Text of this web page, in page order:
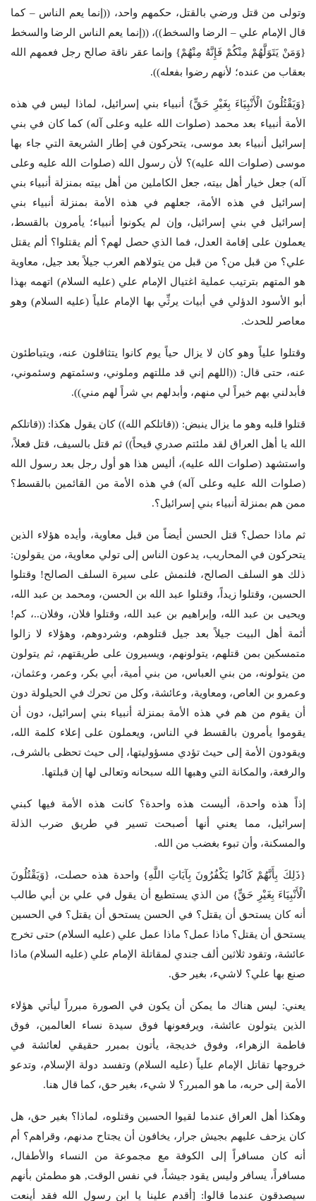
وتولى من قتل ورضي بالقتل، حكمهم واحد، ((إنما يعم الناس – كما
قال الإمام علي – الرضا والسخط))، ((إنما يعم الناس الرضا والسخط
{وَمَنْ يَتَوَلَّهُمْ مِنْكُمْ فَإِنَّهُ مِنْهُمْ} وإنما عقر ناقة صالح رجل فعمهم الله
بعقاب من عنده؛ لأنهم رضوا بفعله)).
{وَيَقْتُلُونَ الْأَنْبِيَاءَ بِغَيْرِ حَقٍّ} أنبياء بني إسرائيل، لماذا ليس في هذه
الأمة أنبياء بعد محمد (صلوات الله عليه وعلى آله) كما كان في بني
إسرائيل أنبياء بعد موسى، يتحركون في إطار الشريعة التي جاء بها
موسى (صلوات الله عليه)؟ لأن رسول الله (صلوات الله عليه وعلى
آله) جعل خيار أهل بيته، جعل الكاملين من أهل بيته بمنزلة أنبياء بني
إسرائيل في هذه الأمة، جعلهم في هذه الأمة بمنزلة أنبياء بني
إسرائيل في بني إسرائيل، وإن لم يكونوا أنبياء؛ يأمرون بالقسط،
يعملون على إقامة العدل، فما الذي حصل لهم؟ ألم يقتلوا؟ ألم يقتل
علي؟ من قبل من؟ من قبل من يتولاهم العرب جيلاً بعد جيل، معاوية
هو المتهم بترتيب عملية اغتيال الإمام علي (عليه السلام) اتهمه بهذا
أبو الأسود الدؤلي في أبيات يرثِّي بها الإمام علياً (عليه السلام) وهو
معاصر للحدث.
وقتلوا علياً وهو كان لا يزال حياً يوم كانوا يتثاقلون عنه، ويتباطئون
عنه، حتى قال: ((اللهم إني قد مللتهم وملوني، وسئمتهم وسئموني،
فأبدلني بهم خيراً لي منهم، وأبدلهم بي شراً لهم مني)).
قتلوا قلبه وهو ما يزال ينبض: ((قاتلكم الله)) كان يقول هكذا: ((قاتلكم
الله يا أهل العراق لقد ملئتم صدري قيحاً)) ثم قتل بالسيف، قتل فعلاً،
واستشهد (صلوات الله عليه)، أليس هذا هو أول رجل بعد رسول الله
(صلوات الله عليه وعلى آله) في هذه الأمة من القائمين بالقسط؟
ممن هم بمنزلة أنبياء بني إسرائيل؟.
ثم ماذا حصل؟ قتل الحسن أيضاً من قبل معاوية، وأيده هؤلاء الذين
يتحركون في المحاريب، يدعون الناس إلى تولي معاوية، من يقولون:
ذلك هو السلف الصالح، فلنمش على سيرة السلف الصالح! وقتلوا
الحسين، وقتلوا زيداً، وقتلوا عبد الله بن الحسن، ومحمد بن عبد الله،
ويحيى بن عبد الله، وإبراهيم بن عبد الله، وقتلوا فلان، وفلان..، كم!
أئمة أهل البيت جيلاً بعد جيل قتلوهم، وشردوهم، وهؤلاء لا زالوا
متمسكين بمن قتلهم، يتولونهم، ويسيرون على طريقتهم، ثم يتولون
من يتولونه، من بني العباس، من بني أمية، أبي بكر، وعمر، وعثمان،
وعمرو بن العاص، ومعاوية، وعائشة، وكل من تحرك في الحيلولة دون
أن يقوم من هم في هذه الأمة بمنزلة أنبياء بني إسرائيل، دون أن
يقوموا يأمرون بالقسط في الناس، ويعملون على إعلاء كلمة الله،
ويقودون الأمة إلى حيث تؤدي مسؤوليتها، إلى حيث تحظى بالشرف،
والرفعة، والمكانة التي وهبها الله سبحانه وتعالى لها إن قبلتها.
إذاً هذه واحدة، أليست هذه واحدة؟ كانت هذه الأمة فيها كبني
إسرائيل، مما يعني أنها أصبحت تسير في طريق ضرب الذلة
والمسكنة، وأن تبوء بغضب من الله.
{ذَلِكَ بِأَنَّهُمْ كَانُوا يَكْفُرُونَ بِآيَاتِ اللَّهِ} واحدة هذه حصلت، {وَيَقْتُلُونَ
الْأَنْبِيَاءَ بِغَيْرِ حَقٍّ} من الذي يستطيع أن يقول في علي بن أبي طالب
أنه كان يستحق أن يقتل؟ في الحسن يستحق أن يقتل؟ في الحسين
يستحق أن يقتل؟ ماذا عمل؟ ماذا عمل علي (عليه السلام) حتى تخرج
عائشة، وتقود ثلاثين ألف جندي لمقاتلة الإمام علي (عليه السلام) ماذا
صنع بها علي؟ لاشيء، بغير حق.
يعني: ليس هناك ما يمكن أن يكون في الصورة مبرراً ليأتي هؤلاء
الذين يتولون عائشة، ويرفعونها فوق سيدة نساء العالمين، فوق
فاطمة الزهراء، وفوق خديجة، يأتون بمبرر حقيقي لعائشة في
خروجها تقاتل الإمام علياً (عليه السلام) وتفسد دولة الإسلام، وتدعو
الأمة إلى حربه، ما هو المبرر؟ لا شيء، بغير حق، كما قال هنا.
وهكذا أهل العراق عندما لقيوا الحسين وقتلوه، لماذا؟ بغير حق، هل
كان يزحف عليهم بجيش جرار، يخافون أن يجتاح مدنهم، وقراهم؟ أم
أنه كان مسافراً إلى الكوفة مع مجموعة من النساء والأطفال،
مسافراً، يسافر وليس يقود جيشاً، في نفس الوقت, هو مطمئن بأنهم
سيصدقون عندما قالوا: [أقدم علينا يا ابن رسول الله فقد أينعت